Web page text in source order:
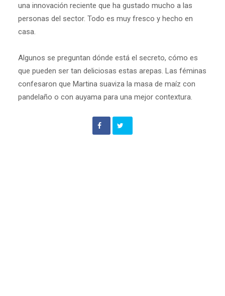
una innovación reciente que ha gustado mucho a las
personas del sector. Todo es muy fresco y hecho en
casa.
Algunos se preguntan dónde está el secreto, cómo es
que pueden ser tan deliciosas estas arepas. Las féminas
confesaron que Martina suaviza la masa de maíz con
pandelaño o con auyama para una mejor contextura.